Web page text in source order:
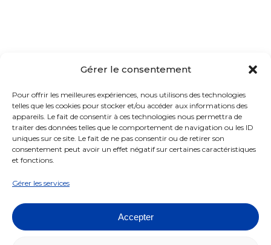
Gérer le consentement
Pour offrir les meilleures expériences, nous utilisons des technologies
telles que les cookies pour stocker et/ou accéder aux informations des
appareils. Le fait de consentir à ces technologies nous permettra de
traiter des données telles que le comportement de navigation ou les ID
uniques sur ce site. Le fait de ne pas consentir ou de retirer son
consentement peut avoir un effet négatif sur certaines caractéristiques
et fonctions.
Gérer les services
Accepter
Présentation
Organisation
Actualités
Ressources & matériaux
Nos ressources
Mentions légales